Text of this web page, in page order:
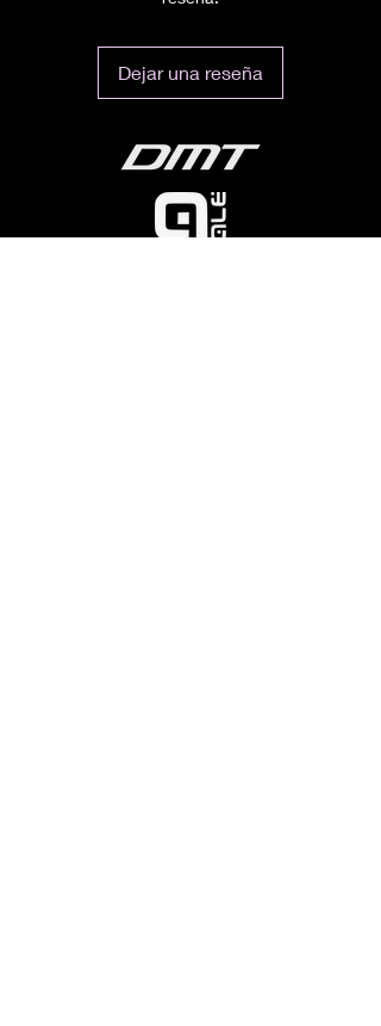
Dejar una reseña